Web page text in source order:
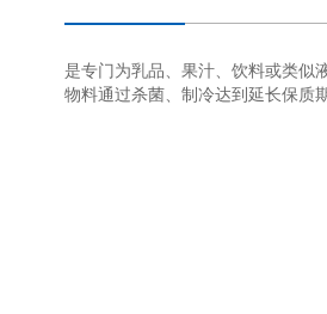
是专门为乳品、果汁、饮料或类似
物料通过杀菌、制冷达到延长保质